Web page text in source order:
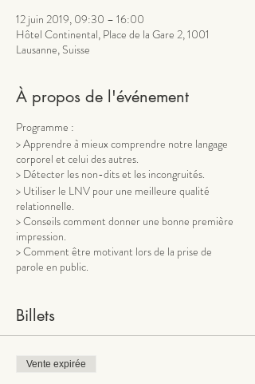
12 juin 2019, 09:30 – 16:00
Hôtel Continental, Place de la Gare 2, 1001
Lausanne, Suisse
À propos de l'événement
Programme :
> Apprendre à mieux comprendre notre langage
corporel et celui des autres.
> Détecter les non-dits et les incongruités.
> Utiliser le LNV pour une meilleure qualité
relationnelle.
> Conseils comment donner une bonne première
impression.
> Comment être motivant lors de la prise de
parole en public.
Méthodologie et intervenante :
humain,ex DRH d’une multinationale,
Billets
Vente expirée